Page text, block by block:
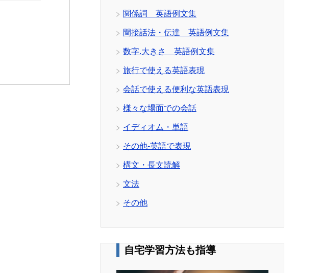
関係詞 英語例文集
間接話法・伝達 英語例文集
数字.大きさ 英語例文集
旅行で使える英語表現
会話で使える便利な英語表現
様々な場面での会話
イディオム・単語
その他-英語で表現
構文・長文読解
文法
その他
自宅学習方法も指導